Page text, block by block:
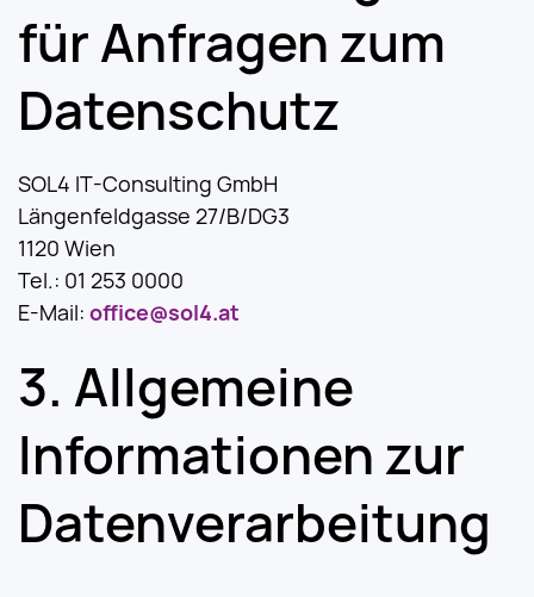
für Anfragen zum
Datenschutz
SOL4 IT-Consulting GmbH
Längenfeldgasse 27/B/DG3
1120 Wien
Tel.: 01 253 0000
E-Mail: office@sol4.at
Allgemeine
Informationen zur
Datenverarbeitung